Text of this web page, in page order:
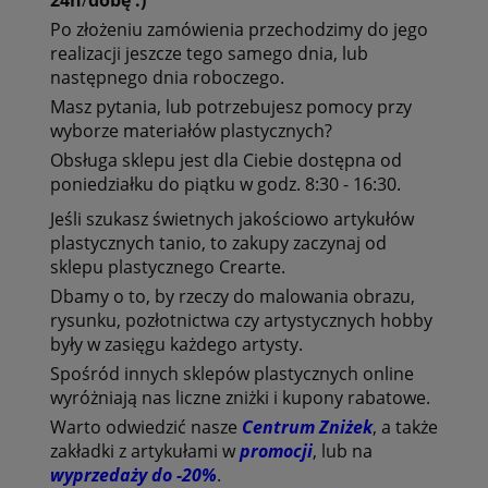
Po złożeniu zamówienia przechodzimy do jego
realizacji jeszcze tego samego dnia, lub
następnego dnia roboczego.
Masz pytania, lub potrzebujesz pomocy przy
wyborze materiałów plastycznych?
Obsługa sklepu jest dla Ciebie dostępna od
poniedziałku do piątku w godz. 8:30 - 16:30.
Jeśli szukasz świetnych jakościowo artykułów
plastycznych tanio, to zakupy zaczynaj od
sklepu plastycznego Crearte.
Dbamy o to, by rzeczy do malowania obrazu,
rysunku, pozłotnictwa czy artystycznych hobby
były w zasięgu każdego artysty.
Spośród innych sklepów plastycznych online
wyróżniają nas liczne zniżki i kupony rabatowe.
Warto odwiedzić nasze Centrum Zniżek, a także
zakładki z artykułami wpromocji, lub na
wyprzedaży do -20%.